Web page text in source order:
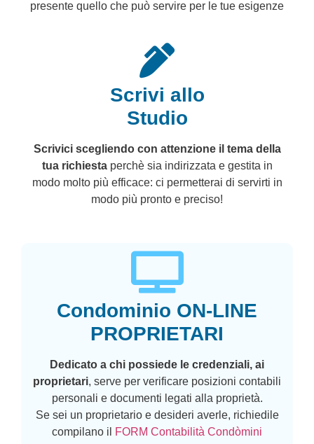
presente quello che può servire per le tue esigenze
Scrivi allo
Studio
Scrivici scegliendo con attenzione il tema della
tua richiestaperchè sia indirizzata e gestita in
modo molto più efficace: ci permetterai di servirti in
modo più pronto e preciso!
Condominio ON-LINE
PROPRIETARI
Dedicato a chi possiede le credenziali, ai
proprietari, serve per verificare posizioni contabili
personali e documenti legati alla proprietà.
Se sei un proprietario e desideri averle, richiedile
compilano il
FORM Contabilità Condòmini